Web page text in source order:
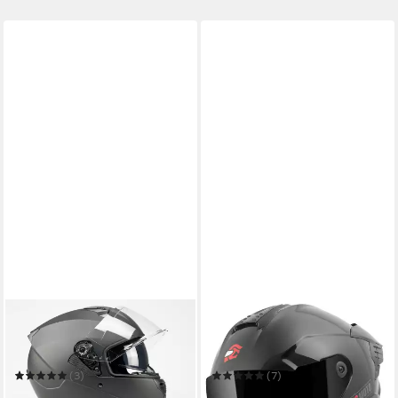
Motorradhelm BNO X6
Integralhelm, mit integrierter
Sonnenbrille
(3)
ab 79,95 €
FC-MOTO
Motorradhelm Hawk EVO
Solid Helm
(7)
105,49 €